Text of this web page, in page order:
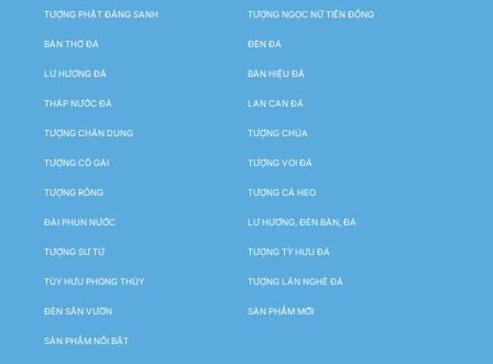
TƯỢNG PHẬT ĐẢNG SANH TƯỢNG NGỌC NỮ TIÊN ĐỒNG
BÀN THỜ ĐÁ ĐÈN ĐÁ
LƯ HƯƠNG ĐÁ BẢN HIỆU ĐÁ
THÁP NƯỚC ĐÁ LAN CAN ĐÁ
TƯỢNG CHÂN DUNG TƯỢNG CHÚA
TƯỢNG CÔ GÁI TƯỢNG VOI ĐÁ
TƯỢNG RỒNG TƯỢNG CÁ HEO
ĐÀI PHUN NƯỚC LƯ HƯƠNG, ĐÈN BÀN, ĐÁ
TƯỢNG SƯ TỬ TƯỢNG TỲ HƯU ĐÁ
TÙY HƯU PHONG THỦY TƯỢNG LÂN NGHÊ ĐÁ
ĐÈN SÂN VƯỜN SẢN PHẨM MỚI
SẢN PHẨM NỔI BẬT